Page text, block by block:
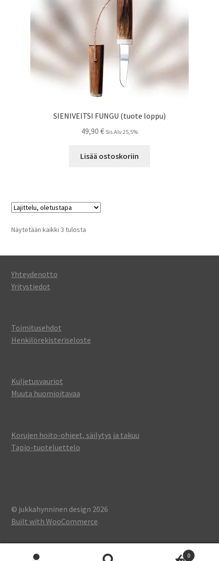
SIENIVEITSI FUNGU (tuote loppu)
49,90 € Sis.Alv 25,5%
Lisää ostoskoriin
Näytetään kaikki 3 tulosta
Yhteydenotto
Yritystiedot
Toimitusehdot
Henkilörekisteriseloste
Kuljetusvauriot
Muuta huomioitavaa
Korujen hoito-ohjeet, säilytys ja takuu
Tapio-tuoteluettelo
© jukkahynninen design 2026
Built with WooCommerce.
0